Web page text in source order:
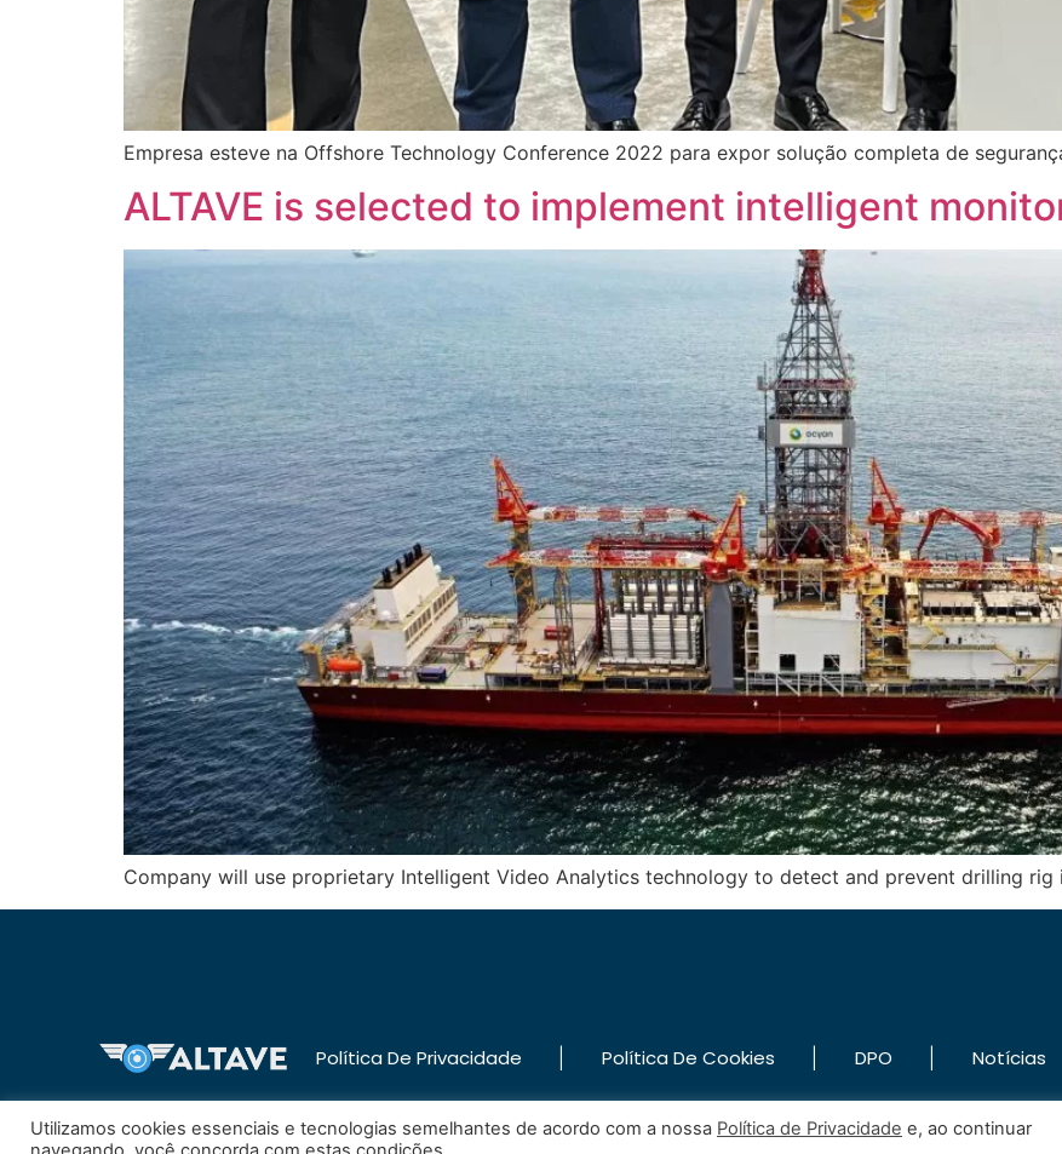
Empresa esteve na Offshore Technology Conference 2022 para expor solução completa de
ALTAVE is selected to implement intelligent
Company will use proprietary Intelligent Video Analytics technology to detect and prevent drilling rig
Política De Privacidade | Política De Cookies | DPO | Notícias
Utilizamos cookies essenciais e tecnologias semelhantes de acordo com a nossa Política de Privacidade e, ao continuar